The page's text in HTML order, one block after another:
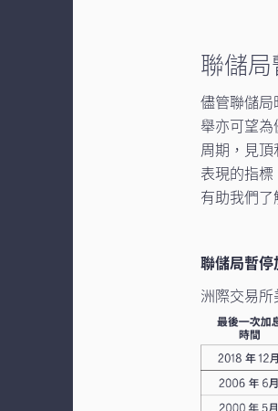
聯儲
儘管聯儲
舉亦可望
周期，見
表現的指
有助我們了
聯儲局暫
洲際交易